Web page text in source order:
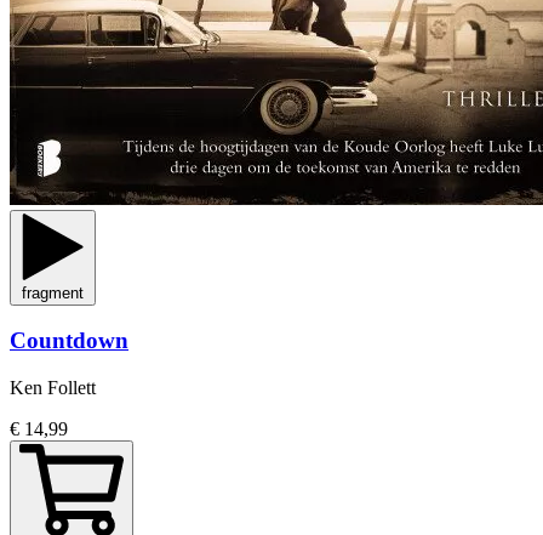
fragment
Countdown
Ken Follett
€ 14,99